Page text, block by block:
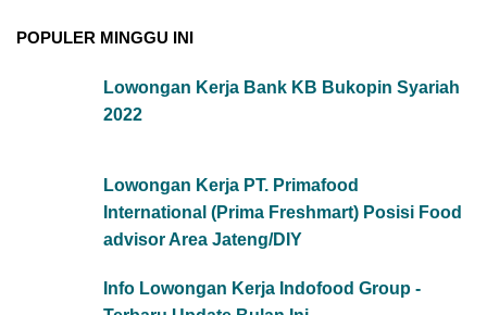
POPULER MINGGU INI
Lowongan Kerja Bank KB Bukopin Syariah
2022
Lowongan Kerja PT. Primafood
International (Prima Freshmart) Posisi Food
advisor Area Jateng/DIY
Info Lowongan Kerja Indofood Group -